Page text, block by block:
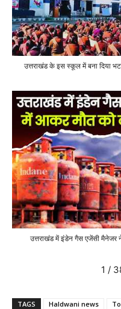
उत्तराखंड के इस स्कूल में बना दिया
उत्तराखंड में इंडेन गैस एजेंसी मैनेजर
1 /
TAGS Haldwani news